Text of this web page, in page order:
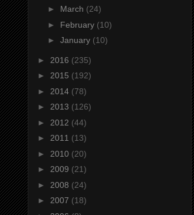
► March (24)
► February (10)
► January (10)
► 2016 (235)
► 2015 (192)
► 2014 (78)
► 2013 (126)
► 2012 (44)
► 2011 (13)
► 2010 (20)
► 2009 (21)
► 2008 (24)
► 2007 (18)